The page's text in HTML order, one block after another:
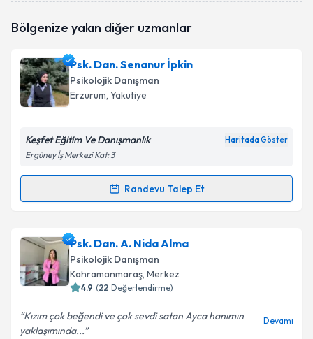
Takvim Talebini Gönder
oluşturun. Size bu uzmandan randevu almanız için bir
E-posta Adresiniz
Kişisel verilerimin işlenmesine ilişkin
Aydınlatma
Metni'ni okudum ve kişisel verilerimin belirtilen
Bölgenize yakın diğer uzmanlar
Psk. Dan. Senanur İpkin
Psikolojik Danışman
Erzurum, Yakutiye
Keşfet Eğitim Ve Danışmanlık Haritada Göster
Ergüney İş Merkezi Kat: 3
Randevu Talep Et
Randevu Takvimi Talebi
Psk. Dan. Senanur İpkiniçin randevu takvimi talebi
oluşturun. Size bu uzmandan randevu almanız için bir
takvim hazırlandığında e-posta ile bilgilendireceğiz.
Psk. Dan. A. Nida Alma
Psikolojik Danışman
Kahramanmaraş, Merkez
4.9 (22 Değerlendirme)
Kızım çok beğendi ve çok sevdi satan Ayca hanımın
yaklaşımında...
Devamı